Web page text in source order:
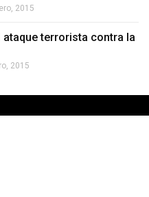
2015
ataque terrorista contra la
2015